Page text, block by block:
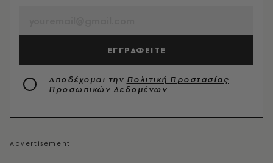
ΕΓΓΡΑΦΕΙΤΕ
Αποδέχομαι την Πολιτική Προστασίας
Προσωπικών Δεδομένων